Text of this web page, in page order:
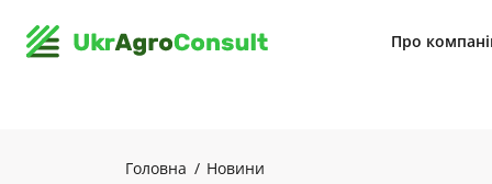
Про
Головна Новини